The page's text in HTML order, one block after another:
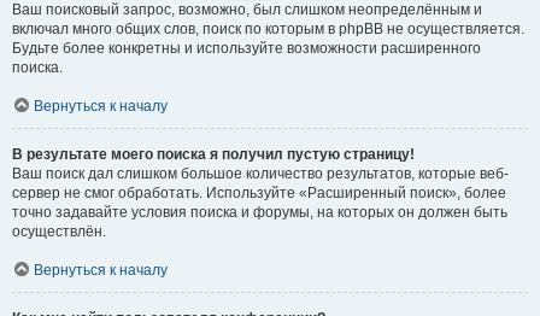
Ваш поисковый запрос, возможно, был слишком неопределённым и
включал много общих слов, поиск по которым в phpBB не осуществляется.
Будьте более конкретны и используйте возможности расширенного
поиска.
Вернуться к началу
В результате моего поиска я получил пустую страницу!
Ваш поиск дал слишком большое количество результатов, которые веб-
сервер не смог обработать. Используйте «Расширенный поиск», более
точно задавайте условия поиска и форумы, на которых он должен быть
осуществлён.
Вернуться к началу